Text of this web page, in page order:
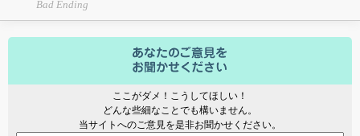
Bad Ending
ここがダメ！こうしてほしい！
どんな些細なことでも構いません。
当サイトへのご意見を是非お聞かせください。